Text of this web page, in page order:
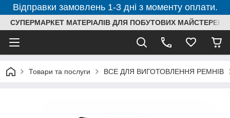
Відправки замовлень 1-3 дні з моменту оплати.
СУПЕРМАРКЕТ МАТЕРІАЛІВ ДЛЯ ПОБУТОВИХ МАЙСТЕРЕНЬ
Товари та послуги ВСЕ ДЛЯ ВИГОТОВЛЕННЯ РЕМНІВ